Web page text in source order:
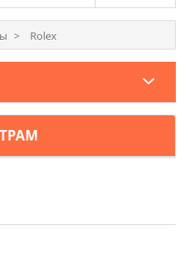
Rolex